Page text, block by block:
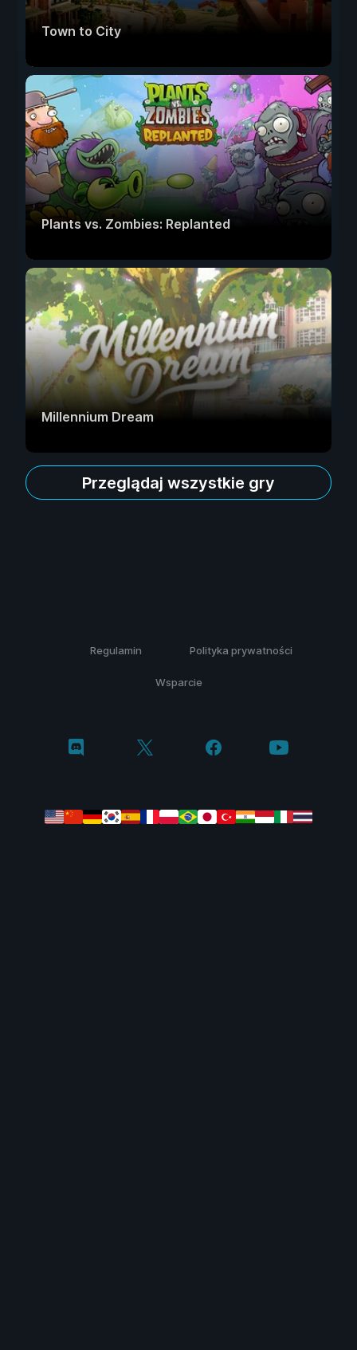
Town to City
Plants vs. Zombies: Replanted
Millennium Dream
Przeglądaj wszystkie gry
Regulamin Polityka prywatności
Wsparcie